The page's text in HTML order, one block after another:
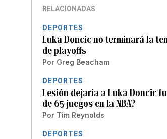
RELACIONADAS
DEPORTES
Luka Doncic no terminará la
de playoffs
Por Greg Beacham
DEPORTES
Lesión dejaría a Luka Doncic
de 65 juegos en la NBA?
Por Tim Reynolds
DEPORTES